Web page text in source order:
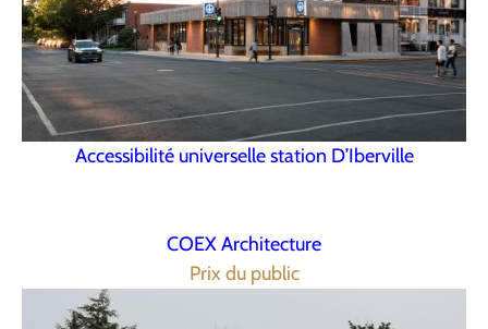
Accessibilité universelle station D’Iberville
COEX Architecture
Prix du public